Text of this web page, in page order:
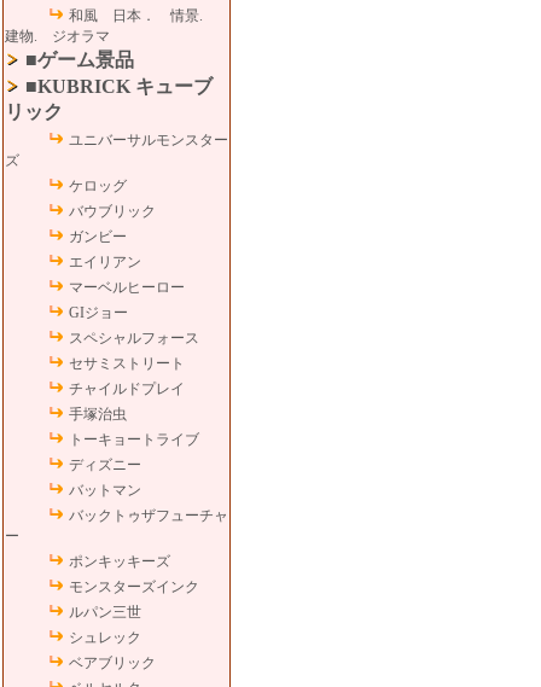
和風 日本． 情景.
建物. ジオラマ
■ゲーム景品
■KUBRICK キューブ
リック
ユニバーサルモンスター
ズ
ケロッグ
バウブリック
ガンビー
エイリアン
マーベルヒーロー
GIジョー
スペシャルフォース
セサミストリート
チャイルドプレイ
手塚治虫
トーキョートライブ
ディズニー
バットマン
バックトゥザフューチャ
ー
ポンキッキーズ
モンスターズインク
ルパン三世
シュレック
ベアブリック